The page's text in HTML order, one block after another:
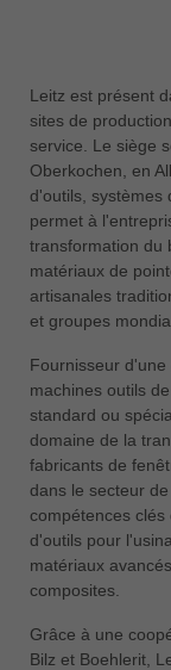
Leitz est présent
sites de
service. Le siège
Oberkochen, en
d'outils, systèmes
permet à
transformation du
matériaux de
artisanales
et groupes
Fournisseur
machines outils
standard ou
domaine de la
fabricants de
dans le secteur
compétences
d'outils pour
matériaux
composites.
Grâce à une
Bilz et Boehlerit,